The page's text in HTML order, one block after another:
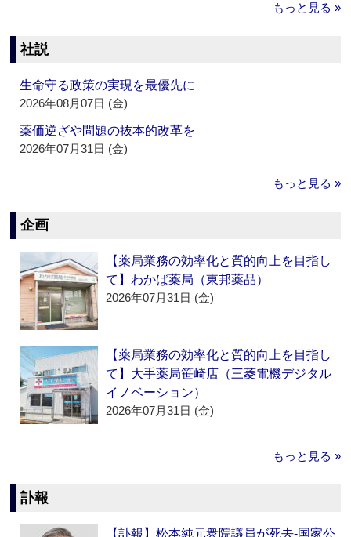
もっと見る »
社説
生命守る政策の実現を最優先に
2026年08月07日 (金)
薬価逆ざや問題の抜本的改革を
2026年07月31日 (金)
もっと見る »
企画
【薬局業務の効率化と質的向上を目指し
て】わかば薬局（東邦薬品）
2026年07月31日 (金)
【薬局業務の効率化と質的向上を目指し
て】大手薬局笹崎店（三菱電機デジタル
イノベーション）
2026年07月31日 (金)
もっと見る »
訃報
【訃報】松本純元衆院議員が死去‐国家公